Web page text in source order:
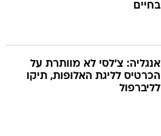
בחיים
אנגליה: צ'לסי לא מוותרת על
הכרטיס לליגת האלופות, תיקו
לליברפול